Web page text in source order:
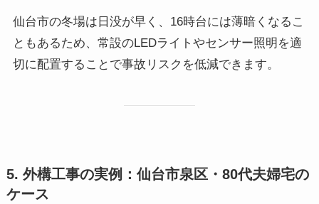
仙台市の冬場は日没が早く、16時台には薄暗くなるこ
ともあるため、常設のLEDライトやセンサー照明を適
切に配置することで事故リスクを低減できます。
5. 外構工事の実例：仙台市泉区・80代夫婦宅の
ケース